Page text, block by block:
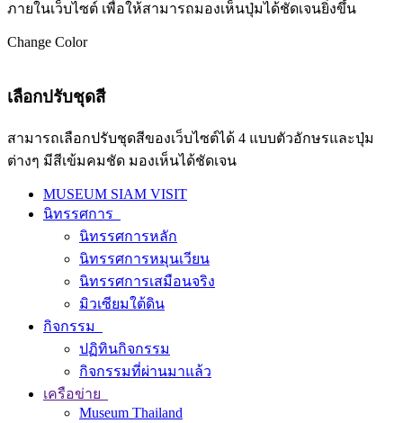
ภายในเว็บไซต์ เพื่อให้สามารถมองเห็นปุ่มได้ชัดเจนยิ่งขึ้น
Change Color
เลือกปรับชุดสี
สามารถเลือกปรับชุดสีของเว็บไซต์ได้ 4 แบบตัวอักษรและปุ่ม
ต่างๆ มีสีเข้มคมชัด มองเห็นได้ชัดเจน
MUSEUM SIAM VISIT
นิทรรศการ
นิทรรศการหลัก
นิทรรศการหมุนเวียน
นิทรรศการเสมือนจริง
มิวเซียมใต้ดิน
กิจกรรม
ปฏิทินกิจกรรม
กิจกรรมที่ผ่านมาแล้ว
เครือข่าย
Museum Thailand